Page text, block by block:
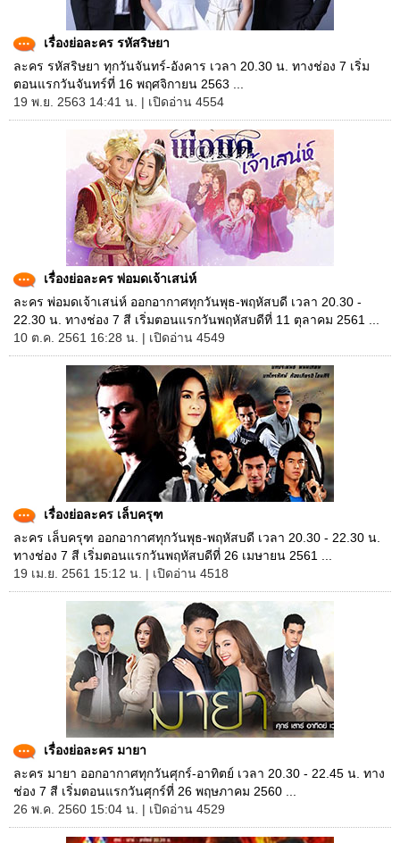
เรื่องย่อละคร รหัสริษยา
ละคร รหัสริษยา ทุกวันจันทร์-อังคาร เวลา 20.30 น. ทางช่อง 7 เริ่ม
ตอนแรกวันจันทร์ที่ 16 พฤศจิกายน 2563 ...
19 พ.ย. 2563 14:41 น. | เปิดอ่าน 4554
เรื่องย่อละคร พ่อมดเจ้าเสน่ห์
ละคร พ่อมดเจ้าเสน่ห์ ออกอากาศทุกวันพุธ-พฤหัสบดี เวลา 20.30 -
22.30 น. ทางช่อง 7 สี เริ่มตอนแรกวันพฤหัสบดีที่ 11 ตุลาคม 2561 ...
10 ต.ค. 2561 16:28 น. | เปิดอ่าน 4549
เรื่องย่อละคร เล็บครุฑ
ละคร เล็บครุฑ ออกอากาศทุกวันพุธ-พฤหัสบดี เวลา 20.30 - 22.30 น.
ทางช่อง 7 สี เริ่มตอนแรกวันพฤหัสบดีที่ 26 เมษายน 2561 ...
19 เม.ย. 2561 15:12 น. | เปิดอ่าน 4518
เรื่องย่อละคร มายา
ละคร มายา ออกอากาศทุกวันศุกร์-อาทิตย์ เวลา 20.30 - 22.45 น. ทาง
ช่อง 7 สี เริ่มตอนแรกวันศุกร์ที่ 26 พฤษภาคม 2560 ...
26 พ.ค. 2560 15:04 น. | เปิดอ่าน 4529